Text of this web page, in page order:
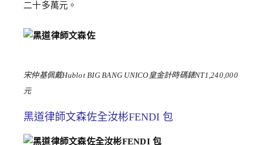
二十多萬元。
宋仲基佩戴Hublot BIG BANG UNICO皇金計時碼錶NT1,240,000
元
黑道律師文森佐全汝彬FENDI 包